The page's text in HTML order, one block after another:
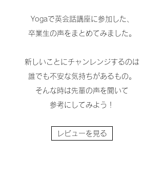
Yogaで英会話講座に参加した、
卒業生の声をまとめてみました。
新しいことにチャンレンジするのは
誰でも不安な気持ちがあるもの。
そんな時は先輩の声を聞いて
​参考にしてみよう！
レビューを見る